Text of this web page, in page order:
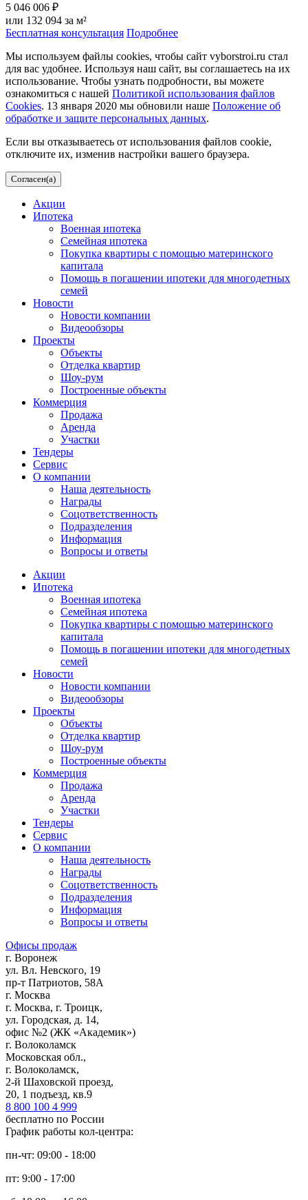
5 046 006 ₽
или 132 094 за м²
Бесплатная консультация Подробнее
Мы используем файлы cookies, чтобы сайт vyborstroi.ru стал
для вас удобнее. Используя наш сайт, вы соглашаетесь на их
использование. Чтобы узнать подробности, вы можете
ознакомиться с нашей Политикой использования файлов
Cookies. 13 января 2020 мы обновили наше Положение об
обработке и защите персональных данных.
Если вы отказываетесь от использования файлов cookie,
отключите их, изменив настройки вашего браузера.
Согласен(а)
Акции
Ипотека
Военная ипотека
Семейная ипотека
Покупка квартиры с помощью материнского
капитала
Помощь в погашении ипотеки для многодетных
семей
Новости
Новости компании
Видеообзоры
Проекты
Объекты
Отделка квартир
Шоу-рум
Построенные объекты
Коммерция
Продажа
Аренда
Участки
Тендеры
Сервис
О компании
Наша деятельность
Награды
Соцответственность
Подразделения
Информация
Вопросы и ответы
Акции
Ипотека
Военная ипотека
Семейная ипотека
Покупка квартиры с помощью материнского
капитала
Помощь в погашении ипотеки для многодетных
семей
Новости
Новости компании
Видеообзоры
Проекты
Объекты
Отделка квартир
Шоу-рум
Построенные объекты
Коммерция
Продажа
Аренда
Участки
Тендеры
Сервис
О компании
Наша деятельность
Награды
Соцответственность
Подразделения
Информация
Вопросы и ответы
Офисы продаж
г. Воронеж
ул. Вл. Невского, 19
пр-т Патриотов, 58А
г. Москва
г. Москва, г. Троицк,
ул. Городская, д. 14,
офис №2 (ЖК «Академик»)
г. Волоколамск
Московская обл.,
г. Волоколамск,
2-й Шаховской проезд,
20, 1 подъезд, кв.9
8 800 100 4 999
бесплатно по России
График работы кол-центра:
пн-чт: 09:00 - 18:00
пт: 9:00 - 17:00